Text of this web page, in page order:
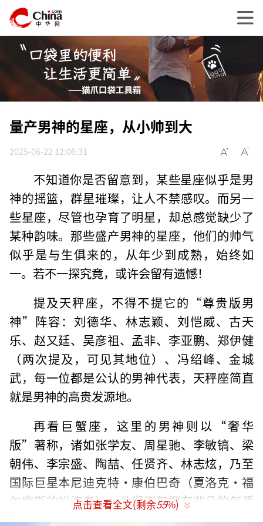
量产男神的星座，从小帅到大
2025-06-22 12:06:31
不知道你是否留意到，某些星座似乎是男
神的摇篮，群星璀璨，让人不禁感叹。而另一
些星座，尽管也孕育了明星，却总感觉缺少了
某种韵味。那些盛产男神的星座，他们的帅气
似乎是与生俱来的，从年少到成熟，始终如
一。若不一探究竟，或许会留有遗憾！
提及天秤座，不得不提它的“尊贵版男
神”阵容：刘德华、林志颖、刘恺威、古天
乐、赵又廷、吴彦祖、孟非、李亚鹏、郑伊健
（两次提及，可见其地位）、冯绍峰、金城
武，每一位都是公认的男神代表，天秤座简直
就是男神的高贵发源地。
再看巨蟹座，这里的男神则以“奢华
版”著称，诸如张学友、周星驰、李敏镐、梁
朝伟、李宗盛、陶喆、任贤齐、林志炫，乃至
国际巨星本尼迪克特·康伯巴奇（夏洛克·福
尔摩斯的扮演者），他们不仅拥有非凡的气质
和深厚的底蕴，还透露着一种难以言喻的富豪
点击查看全文(剩余55%)